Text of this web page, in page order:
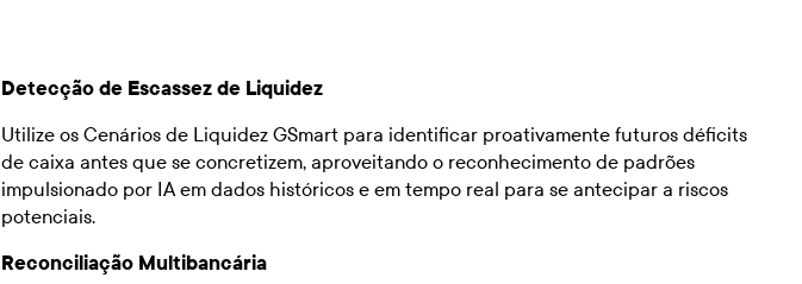
Detecção de Escassez de Liquidez
Utilize os Cenários de Liquidez GSmart para identificar proativamente futuros déficits
de caixa antes que se concretizem, aproveitando o reconhecimento de padrões
impulsionado por IA em dados históricos e em tempo real para se antecipar a riscos
potenciais.
Reconciliação Multibancária